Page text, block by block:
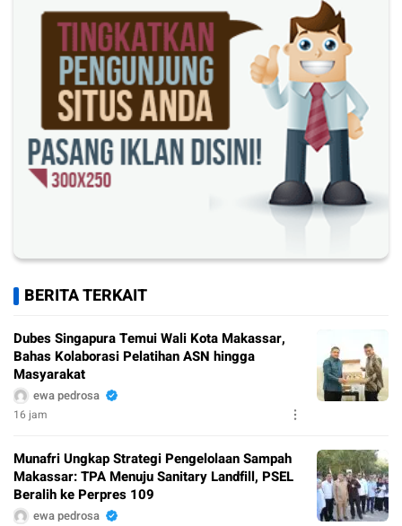
BERITA TERKAIT
Dubes Singapura Temui Wali Kota Makassar,
Bahas Kolaborasi Pelatihan ASN hingga
Masyarakat
ewa pedrosa
16 jam
Munafri Ungkap Strategi Pengelolaan Sampah
Makassar: TPA Menuju Sanitary Landfill, PSEL
Beralih ke Perpres 109
ewa pedrosa